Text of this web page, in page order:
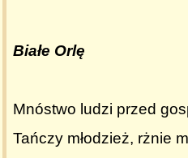
Białe Orlę
Mnóstwo ludzi przed
Tańczy młodzież, rżnie